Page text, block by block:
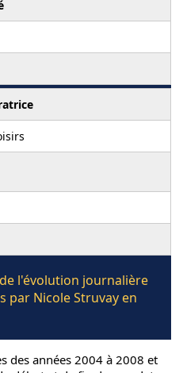
l'évolution journalière
par Nicole Struvay en
des années 2004 à 2008 et